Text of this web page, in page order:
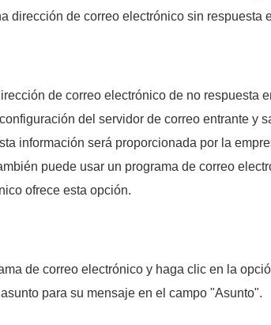
dirección de correo electrónico sin respuesta
de correo electrónico de no respuesta
del servidor de correo entrante y
información será proporcionada por la
puede usar un programa de correo
ofrece esta opción.
de correo electrónico y haga clic en la
asunto para su mensaje en el campo "Asunto".